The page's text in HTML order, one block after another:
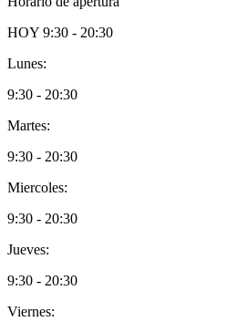
HOY 9:30 - 20:30
Lunes:
9:30 - 20:30
Martes:
9:30 - 20:30
Miercoles:
9:30 - 20:30
Jueves:
9:30 - 20:30
Viernes: